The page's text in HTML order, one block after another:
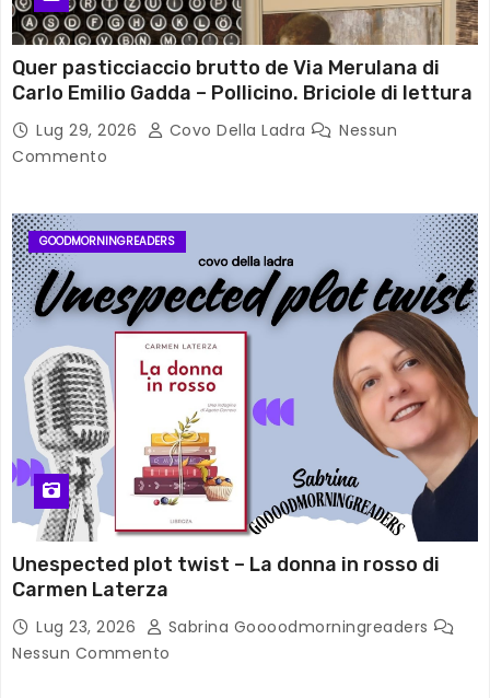
Quer pasticciaccio brutto de Via Merulana di
Carlo Emilio Gadda – Pollicino. Briciole di lettura
Lug 29, 2026 Covo Della Ladra
Nessun
Commento
GOODMORNINGREADERS
Unespected plot twist – La donna in rosso di
Carmen Laterza
Lug 23, 2026
Sabrina Goooodmorningreaders
Nessun Commento